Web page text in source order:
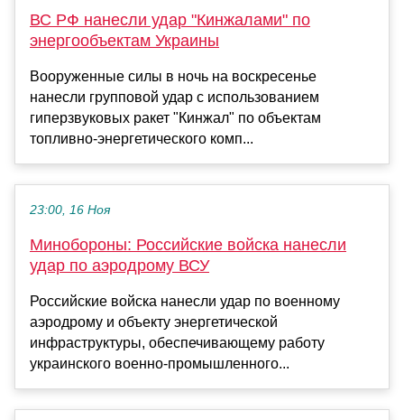
ВС РФ нанесли удар "Кинжалами" по
энергообъектам Украины
Вооруженные силы в ночь на воскресенье
нанесли групповой удар с использованием
гиперзвуковых ракет "Кинжал" по объектам
топливно-энергетического комп...
23:00, 16 Ноя
Минобороны: Российские войска нанесли
удар по аэродрому ВСУ
Российские войска нанесли удар по военному
аэродрому и объекту энергетической
инфраструктуры, обеспечивающему работу
украинского военно-промышленного...